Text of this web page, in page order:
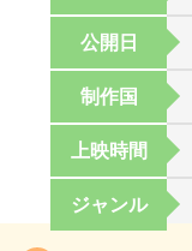
公開日
制作国
上映時間
ジャンル